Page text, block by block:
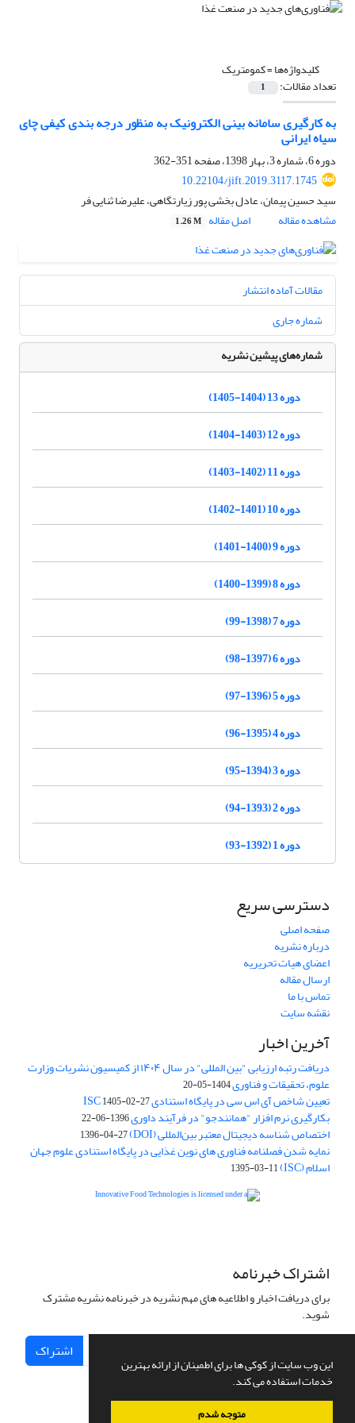
این وب سایت از کوکی ها برای اطمینان از ارائه بهترین
خدمات استفاده می کند.
متوجه شدم
کلیدواژه‌ها =کمومتریک
تعداد مقالات: 1
به کارگیری سامانه بینی الکترونیک به منظور درجه بندی کیفی چای
سیاه ایرانی
دوره 6، شماره 3، بهار 1398، صفحه
351-362
10.22104/jift.2019.3117.1745
سید حسین پیمان، عادل بخشی پور زیارتگاهی، علیرضا ثنایی فر
مشاهده مقاله
اصل مقاله 1.26 M
مقالات آماده انتشار
شماره جاری
شماره‌های پیشین نشریه
دوره 13 (1404-1405)
دوره 12 (1403-1404)
دوره 11 (1402-1403)
دوره 10 (1401-1402)
دوره 9 (1400-1401)
دوره 8 (1399-1400)
دوره 7 (1398-99)
دوره 6 (1397-98)
دوره 5 (1396-97)
دوره 4 (1395-96)
دوره 3 (1394-95)
دوره 2 (1393-94)
دوره 1 (1392-93)
دسترسی سریع
صفحه اصلی
درباره نشریه
اعضای هیات تحریریه
ارسال مقاله
تماس با ما
نقشه سایت
آخرین اخبار
دریافت رتبه ارزیابی "بین المللی" در سال ۱۴۰۴ از کمیسیون نشریات وزارت
علوم، تحقیقات و فناوری1404-05-20
تعیین شاخص آی اس سی در پایگاه استنادی ISC1405-02-27
بکارگیری نرم افزار "همانندجو" در فرآیند داوری1396-06-22
اختصاص شناسه دیجیتال معتبر بین‌المللی (DOI) 1396-04-27
نمایه شدن فصلنامه فناوری های نوین غذایی در پایگاه استنادی علوم جهان
اسلام (ISC) 1395-03-11
اشتراک خبرنامه
برای دریافت اخبار و اطلاعیه های مهم نشریه در خبرنامه نشریه مشترک
شوید.
اشتراک